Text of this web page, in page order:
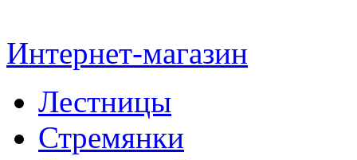
Интернет-магазин
Лестницы
Стремянки